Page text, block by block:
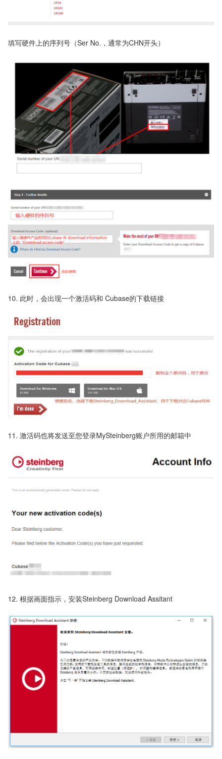
填写硬件上的序列号（Ser No.，通常为CHN开头）
10. 此时，会出现一个激活码和 Cubase的下载链接
11. 激活码也将发送至您登录MySteinberg账户所用的邮箱中
12. 根据画面指示，安装Steinberg Download Assitant